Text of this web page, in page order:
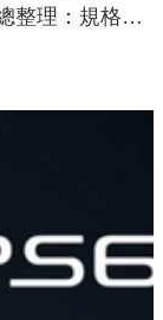
整理：規格、